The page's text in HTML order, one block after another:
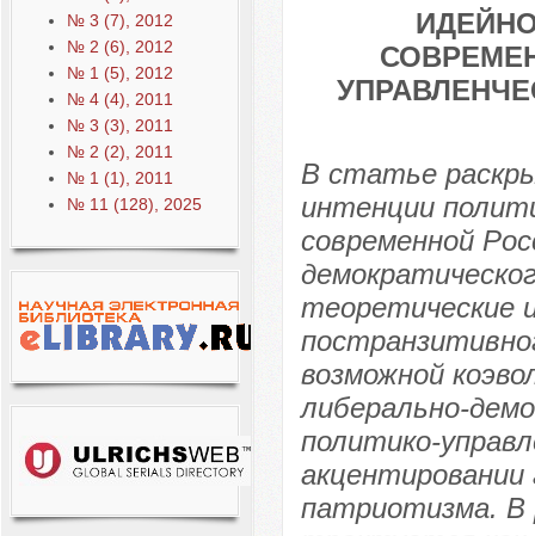
№ 3 (7), 2012
№ 2 (6), 2012
№ 1 (5), 2012
№ 4 (4), 2011
№ 3 (3), 2011
№ 2 (2), 2011
№ 1 (1), 2011
№ 11 (128), 2025
В статье
интенции
современной
теоретические
возможной
либерально-
политико-
акцентировании
патриотизма. В